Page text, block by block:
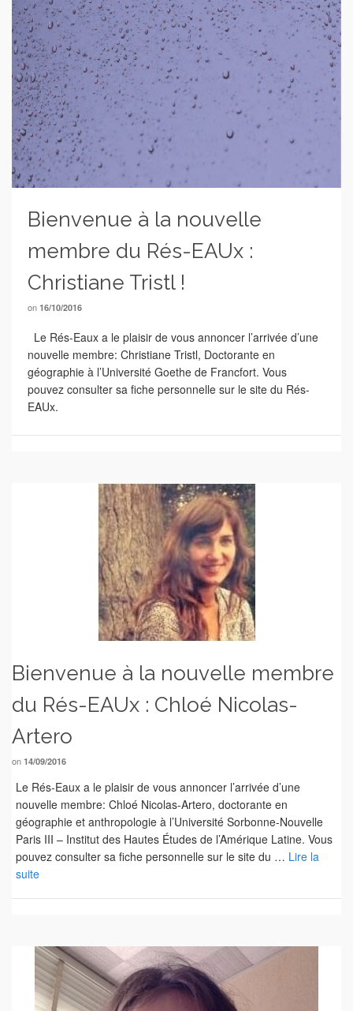
Bienvenue à la nouvelle
membre du Rés-EAUx :
Christiane Tristl !
on 16/10/2016
Le Rés-Eaux a le plaisir de vous annoncer l’arrivée d’une
nouvelle membre: Christiane Tristl, Doctorante en
géographie à l’Université Goethe de Francfort. Vous
pouvez consulter sa fiche personnelle sur le site du Rés-
EAUx.
Bienvenue à la nouvelle membre
du Rés-EAUx : Chloé Nicolas-
Artero
on 14/09/2016
Le Rés-Eaux a le plaisir de vous annoncer l’arrivée d’une
nouvelle membre: Chloé Nicolas-Artero, doctorante en
géographie et anthropologie à l’Université Sorbonne-Nouvelle
Paris III – Institut des Hautes Études de l’Amérique Latine. Vous
pouvez consulter sa fiche personnelle sur le site du … Lire la
suite